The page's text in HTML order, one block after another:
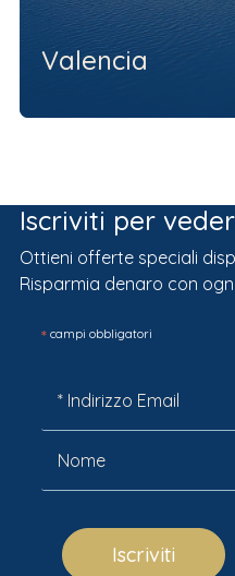
Valencia
Iscriviti per
Ottieni offerte speciali
Risparmia denaro con
*campi obbligatori
Iscriviti